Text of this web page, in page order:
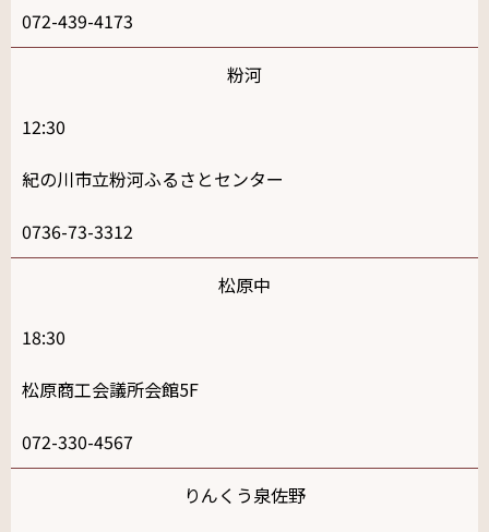
072-439-4173
粉河
12:30
紀の川市立粉河ふるさとセンター
0736-73-3312
松原中
18:30
松原商工会議所会館5F
072-330-4567
りんくう泉佐野